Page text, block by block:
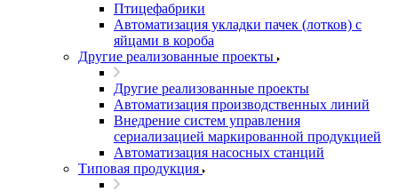
Птицефабрики
Автоматизация укладки пачек (лотков) с
яйцами в короба
Другие реализованные проекты
Другие реализованные проекты
Автоматизация производственных линий
Внедрение систем управления
сериализацией маркированной продукцией
Автоматизация насосных станций
Типовая продукция